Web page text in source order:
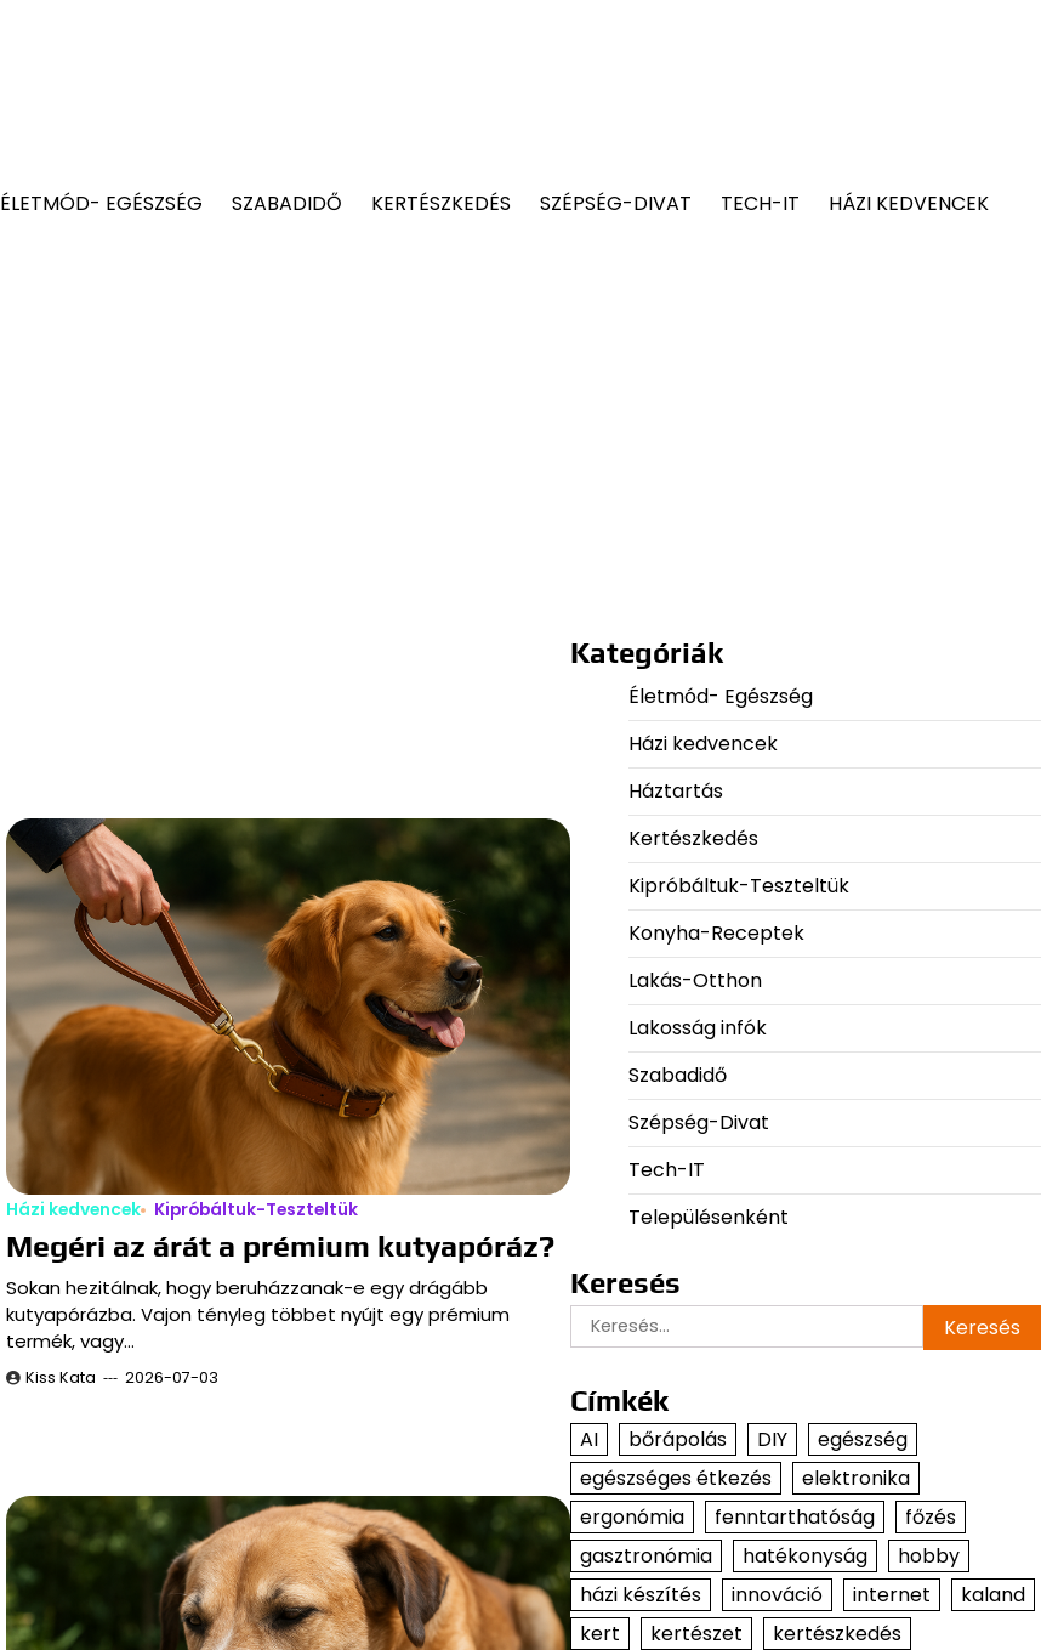
ÉLETMÓD- EGÉSZSÉG SZABADIDŐ KERTÉSZKEDÉS SZÉPSÉG-DIVAT TECH-IT HÁZI KEDVENCEK
Házi kedvencek Kipróbáltuk-Teszteltük
Megéri az árát a prémium kutyapóráz?
Sokan hezitálnak, hogy beruházzanak-e egy drágább
kutyapórázba. Vajon tényleg többet nyújt egy prémium
termék, vagy…
Kiss Kata 2026-07-03
Kategóriák
Életmód- Egészség
Házi kedvencek
Háztartás
Kertészkedés
Kipróbáltuk-Teszteltük
Konyha-Receptek
Lakás-Otthon
Lakosság infók
Szabadidő
Szépség-Divat
Tech-IT
Településenként
Keresés
Keresés:
Címkék
AI bőrápolás DIY
egészség
egészséges étkezés
elektronika
ergonómia
fenntarthatóság
főzés
gasztronómia
hatékonyság
hobby
házi készítés
innováció internet
kaland
kert
kertészet
kertészkedés